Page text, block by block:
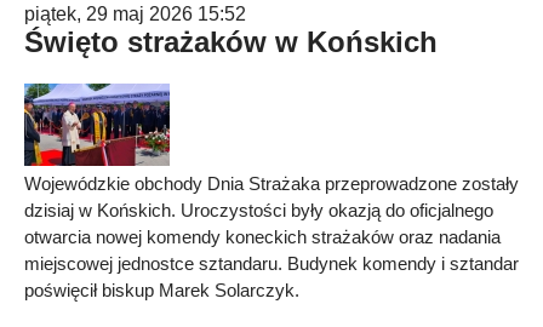
piątek, 29 maj 2026 15:52
Święto strażaków w Końskich
Wojewódzkie obchody Dnia Strażaka przeprowadzone zostały
dzisiaj w Końskich. Uroczystości były okazją do oficjalnego
otwarcia nowej komendy koneckich strażaków oraz nadania
miejscowej jednostce sztandaru. Budynek komendy i sztandar
poświęcił biskup Marek Solarczyk.